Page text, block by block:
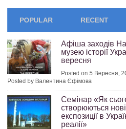
POPULAR RECENT
Афіша заходів
музею історії
вересня
Posted on 5 Вересня,
Posted by Валентина Єфімова
Семінар «Як
створюються
експозиції в
реалії»